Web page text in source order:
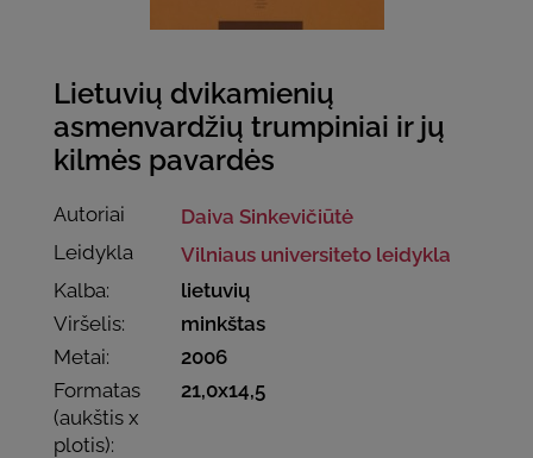
Lietuvių dvikamienių
asmenvardžių trumpiniai ir jų
kilmės pavardės
Autoriai
Daiva Sinkevičiūtė
Leidykla
Vilniaus universiteto leidykla
Kalba:
lietuvių
Viršelis:
minkštas
Metai:
2006
Formatas
(aukštis x
plotis):
21,0x14,5